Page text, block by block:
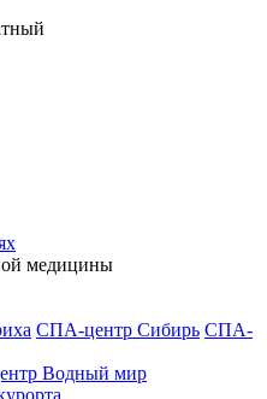
медицины
СПА-центр Сибирь СПА-
Водный мир